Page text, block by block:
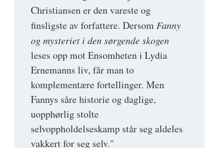
Christiansen er den vareste og
finsligste av forfattere. Dersom Fanny
og mysteriet i den sørgende skogen
leses opp mot Ensomheten i Lydia
Ernemanns liv, får man to
komplementære fortellinger. Men
Fannys såre historie og daglige,
uopphørlig stolte
selvoppholdelseskamp står seg aldeles
vakkert for seg selv."